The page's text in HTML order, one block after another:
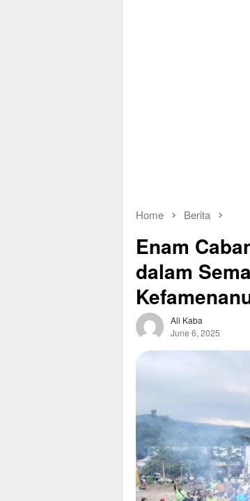
Home Berita
Enam
dalam
Ali Kaba
June 6, 2025